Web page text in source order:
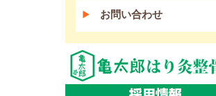
お問い合わせ